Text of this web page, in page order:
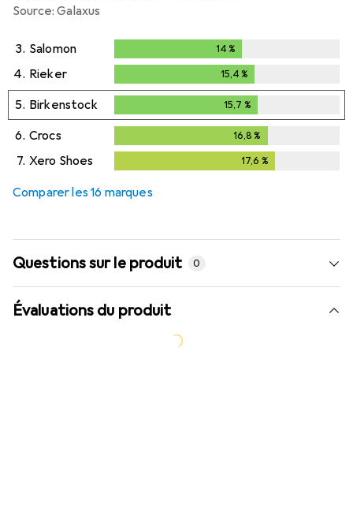
Source: Galaxus
3. Salomon 14 %
4. Rieker 15,4 %
5. Birkenstock 15,7 %
6. Crocs 16,8 %
7. Xero Shoes 17,6 %
Comparer les 16 marques
Questions sur le produit 0
Évaluations du produit